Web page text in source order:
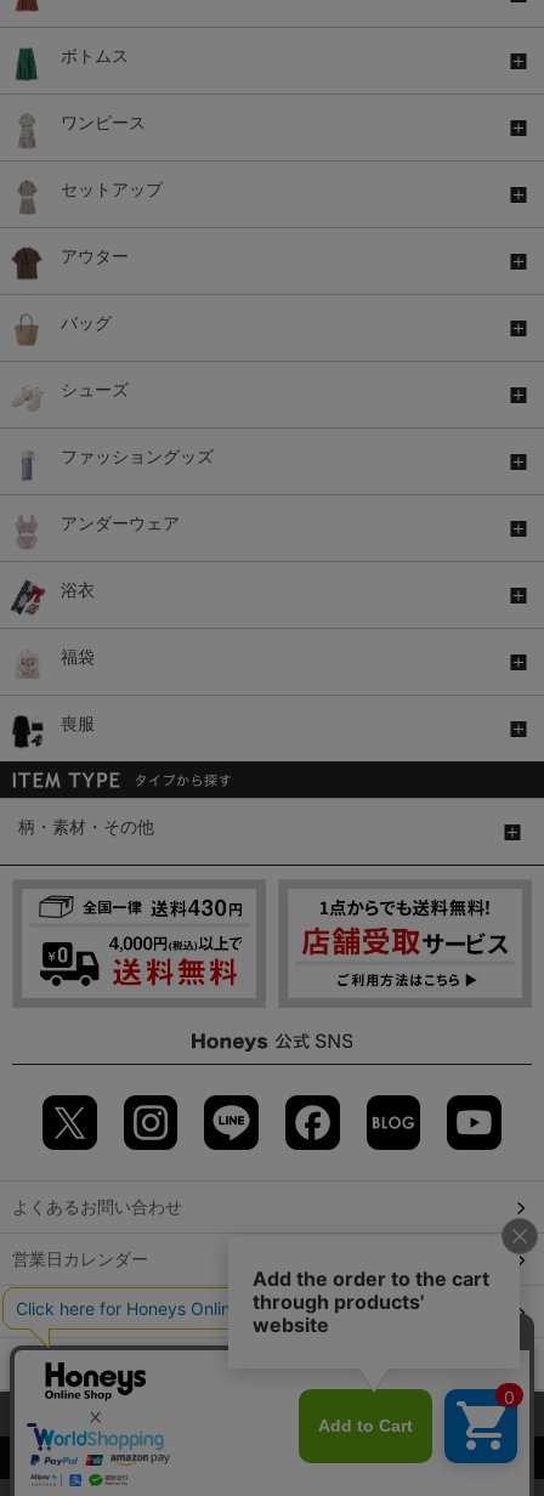
ボトムス
ワンピース
セットアップ
アウター
バッグ
シューズ
ファッショングッズ
アンダーウェア
浴衣
福袋
喪服
柄・素材・その他
よくあるお問い合わせ
営業日カレンダー
店舗検索
GLOBAL GUIDE（海外からご利用のお客様）
©2009 HONEYS CO., LTD. All Rights Reserved.
当サイトでは、サイトの利便性向上のため、クッキー(Cookie)を使
用しています。詳しくは「
」をご覧くださ